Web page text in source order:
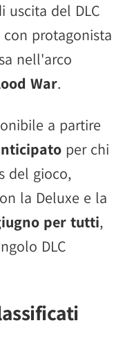
uscita del DLC
con protagonista
nell'arco
War.
a partire
per chi
del gioco,
la Deluxe e la
per tutti,
DLC